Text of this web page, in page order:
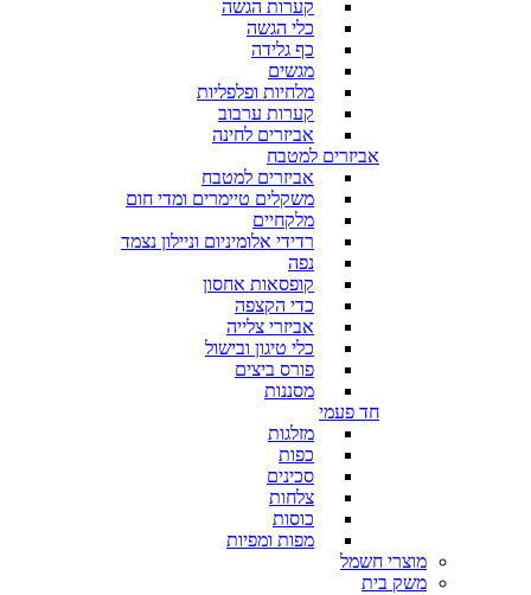
קערות הגשה
כלי הגשה
כף גלידה
מגשים
מלחיות ופלפליות
קערות ערבוב
אביזרים לחינה
אביזרים למטבח
אביזרים למטבח
משקלים טיימרים ומדי חום
מלקחיים
רדידי אלומיניום וניילון נצמד
נפה
קופסאות אחסון
כדי הקצפה
אביזרי צלייה
כלי טיגון ובישול
פורס ביצים
מסננות
חד פעמי
מזלגות
כפות
סכינים
צלחות
כוסות
מפות ומפיות
מוצרי חשמל
משק בית